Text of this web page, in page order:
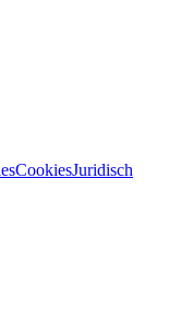
CookiesJuridisch